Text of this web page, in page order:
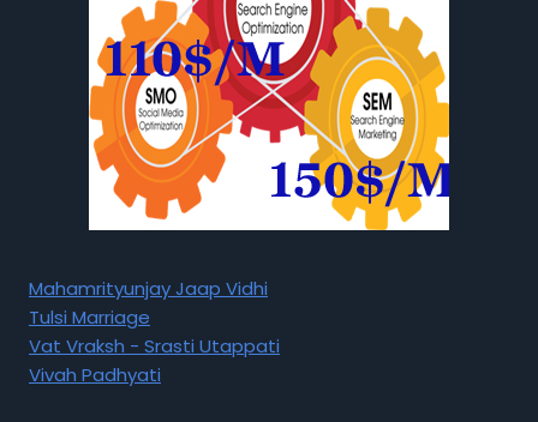
Mahamrityunjay Jaap Vidhi
Tulsi Marriage
Vat Vraksh - Srasti Utappati
Vivah Padhyati